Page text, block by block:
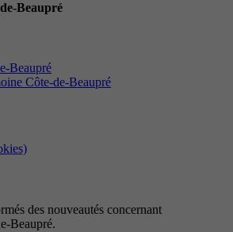
Beaupré
Beaupré
Côte-de-Beaupré
des nouveautés concernant
Beaupré.